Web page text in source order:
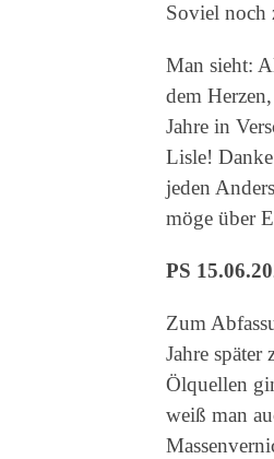
Soviel noch
Man sieht:
dem
Jahre in
Lisle!
jeden
möge über
PS
Zum
Jahre
Ölquellen
weiß man